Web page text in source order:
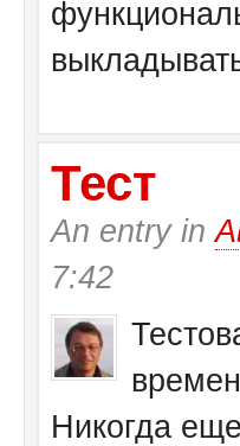
Тест
An entry in
7:42
Никогда